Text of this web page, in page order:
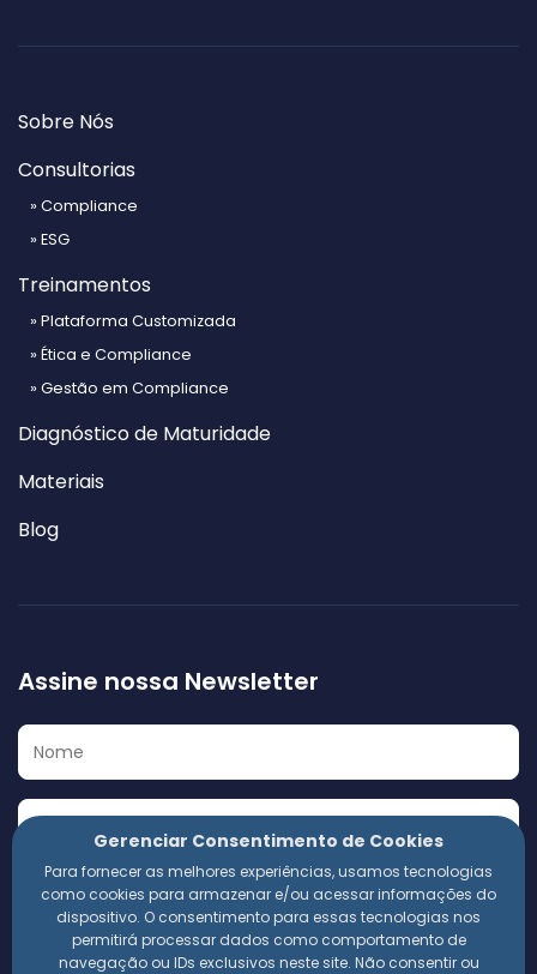
Sobre Nós
Consultorias
» Compliance
» ESG
Treinamentos
» Plataforma Customizada
» Ética e Compliance
» Gestão em Compliance
Diagnóstico de Maturidade
Materiais
Blog
Assine nossa Newsletter
Eu concordo em receber a Newsletter e outros materiais
informativos da 360 Compliance. Estou ciente de que
meus dados pessoais serão utilizados conforme a
Política de Privacidadeda empresa.
Gerenciar Consentimento de Cookies
Para fornecer as melhores experiências, usamos tecnologias
como cookies para armazenar e/ou acessar informações do
dispositivo. O consentimento para essas tecnologias nos
permitirá processar dados como comportamento de
navegação ou IDs exclusivos neste site. Não consentir ou